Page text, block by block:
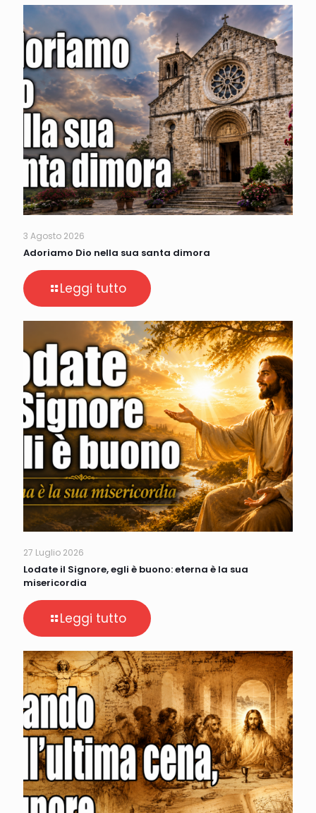
3 Agosto 2026
Adoriamo Dio nella sua santa dimora
Leggi tutto
27 Luglio 2026
Lodate il Signore, egli è buono: eterna è la sua
misericordia
Leggi tutto